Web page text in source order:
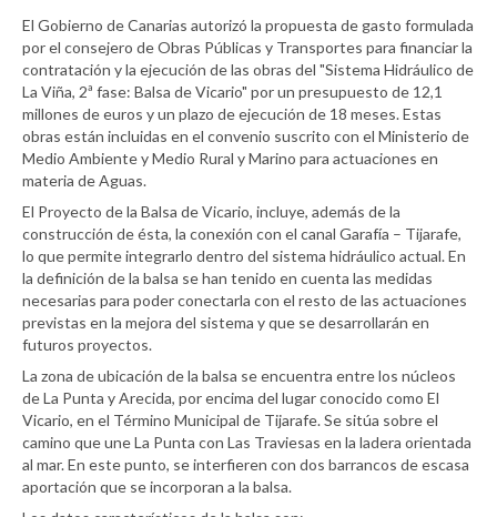
El Gobierno de Canarias autorizó la propuesta de gasto formulada
por el consejero de Obras Públicas y Transportes para financiar la
contratación y la ejecución de las obras del "Sistema Hidráulico de
La Viña, 2ª fase: Balsa de Vicario" por un presupuesto de 12,1
millones de euros y un plazo de ejecución de 18 meses. Estas
obras están incluidas en el convenio suscrito con el Ministerio de
Medio Ambiente y Medio Rural y Marino para actuaciones en
materia de Aguas.
El Proyecto de la Balsa de Vicario, incluye, además de la
construcción de ésta, la conexión con el canal Garafía – Tijarafe,
lo que permite integrarlo dentro del sistema hidráulico actual. En
la definición de la balsa se han tenido en cuenta las medidas
necesarias para poder conectarla con el resto de las actuaciones
previstas en la mejora del sistema y que se desarrollarán en
futuros proyectos.
La zona de ubicación de la balsa se encuentra entre los núcleos
de La Punta y Arecida, por encima del lugar conocido como El
Vicario, en el Término Municipal de Tijarafe. Se sitúa sobre el
camino que une La Punta con Las Traviesas en la ladera orientada
al mar. En este punto, se interfieren con dos barrancos de escasa
aportación que se incorporan a la balsa.